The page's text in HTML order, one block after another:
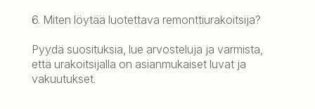
6. Miten löytää luotettava remonttiurakoitsija?
Pyydä suosituksia, lue arvosteluja ja varmista,
että urakoitsijalla on asianmukaiset luvat ja
vakuutukset.